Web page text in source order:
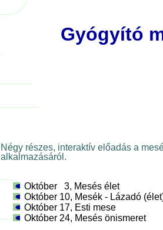
Gyógyító
Négy részes, interaktív előadás a
alkalmazásáról.
Október 3, Mesés élet
Október 10, Mesék - Lázadó
Október 17, Esti mese
Október 24, Mesés önismeret